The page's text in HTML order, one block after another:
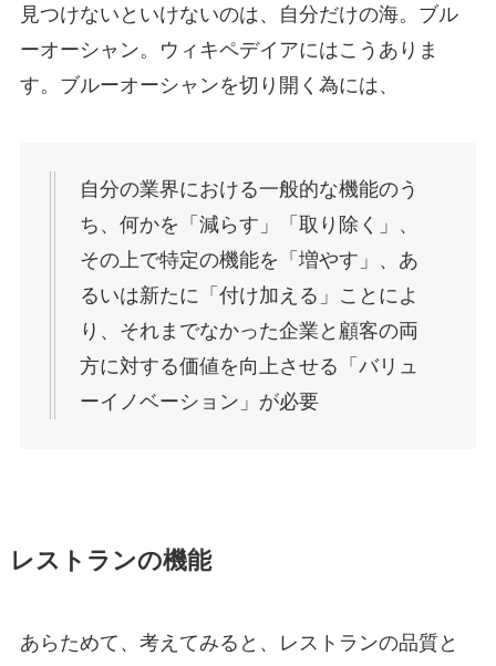
見つけないといけないのは、自分だけの海。ブル
ーオーシャン。ウィキペデイアにはこうありま
す。ブルーオーシャンを切り開く為には、
自分の業界における一般的な機能のう
ち、何かを「減らす」「取り除く」、
その上で特定の機能を「増やす」、あ
るいは新たに「付け加える」ことによ
り、それまでなかった企業と顧客の両
方に対する価値を向上させる「バリュ
ーイノベーション」が必要
レストランの機能
あらためて、考えてみると、レストランの品質と